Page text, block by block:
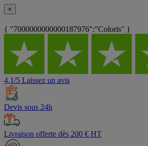
×
{ "7000000000000187976":"Coloris" }
4,1/5 Laissez un avis
Devis sous 24h
Livraison offerte dès 200 € HT